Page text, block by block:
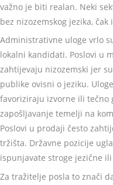
važno je biti realan. Neki
bez nizozemskog jezika,
Administrativne uloge vrlo
lokalni kandidati. Poslovi u
zahtijevaju nizozemski jer
publike ovisni o jeziku.
favoriziraju izvorne ili tečno
zapošljavanje temelji na
Poslovi u prodaji često
tržišta. Državne pozicije
ispunjavate stroge jezične
Za tražitelje posla to znači